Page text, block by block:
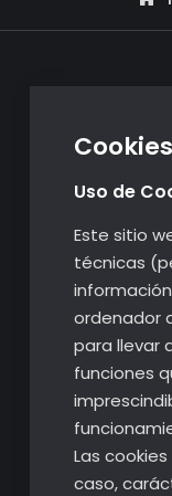
Cookies
Uso de
Este sitio
técnicas
ordenador
para llevar
funciones
Las
caso,